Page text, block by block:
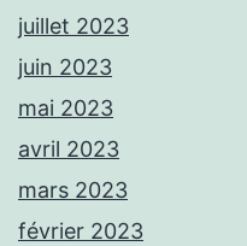
juillet 2023
juin 2023
mai 2023
avril 2023
mars 2023
février 2023